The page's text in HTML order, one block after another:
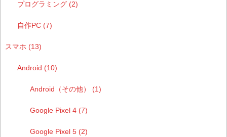
プログラミング (2)
自作PC (7)
スマホ (13)
Android (10)
Android（その他） (1)
Google Pixel 4 (7)
Google Pixel 5 (2)